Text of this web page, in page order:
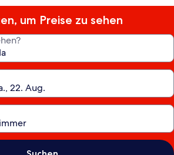
um Preise zu sehen